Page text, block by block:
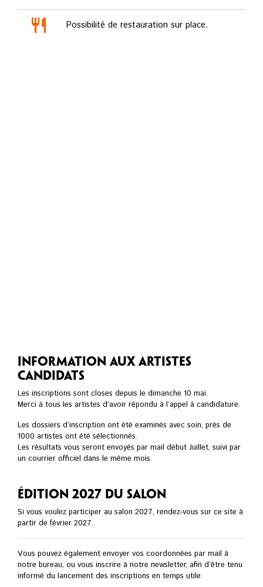
Possibilité de restauration sur place.
Information aux artistes
candidats
Les inscriptions sont closes depuis le dimanche 10 mai.
Merci à tous les artistes d’avoir répondu à l’appel à candidature.
Les dossiers d’inscription ont été examinés avec soin, près de
1000 artistes ont été sélectionnés.
Les résultats vous seront envoyés par mail début Juillet, suivi par
un courrier officiel dans le même mois.
Édition 2027 du Salon
Si vous voulez participer au salon 2027, rendez-vous sur ce site à
partir de février 2027.
Vous pouvez également envoyer vos coordonnées par mail à
notre bureau, ou vous inscrire à notre newsletter, afin d’être tenu
informé du lancement des inscriptions en temps utile.